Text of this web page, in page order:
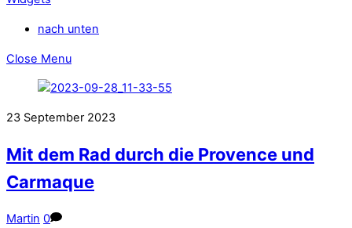
nach unten
Close Menu
23 September 2023
Mit dem Rad durch die Provence und
Carmaque
Martin 0